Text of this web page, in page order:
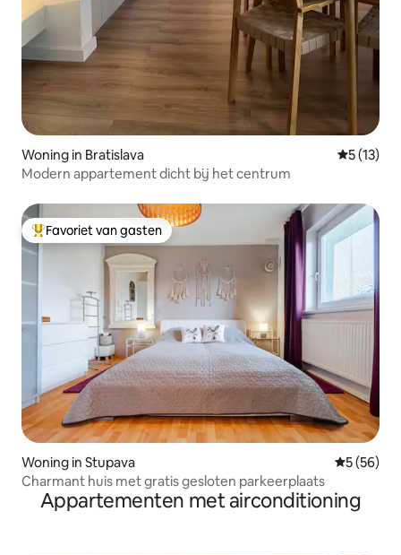
Woning in Bratislava
5 (13)
Modern appartement dicht bij het centrum
Topfavoriet van gasten
Favoriet van gasten
Woning in Stupava
5 (56)
Charmant huis met gratis gesloten parkeerplaats
Appartementen met airconditioning